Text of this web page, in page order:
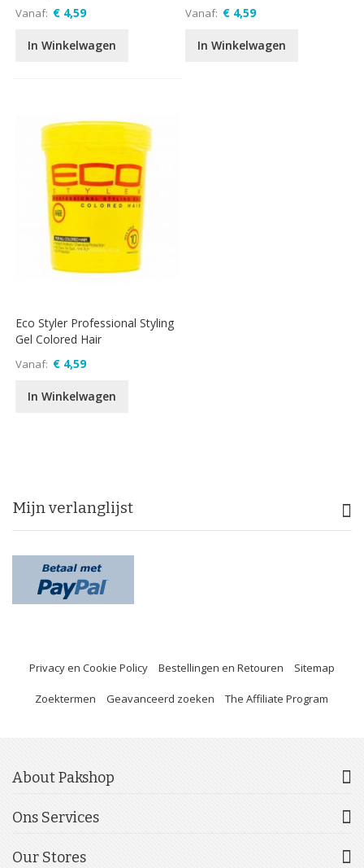
Vanaf € 4,59
In Winkelwagen
Vanaf € 4,59
In Winkelwagen
Eco Styler Professional Styling
Gel Colored Hair
Vanaf € 4,59
In Winkelwagen
Mijn verlanglijst
Privacy en Cookie Policy Bestellingen en Retouren Sitemap
Zoektermen Geavanceerd zoeken The Affiliate Program
About Pakshop
Ons Services
Our Stores